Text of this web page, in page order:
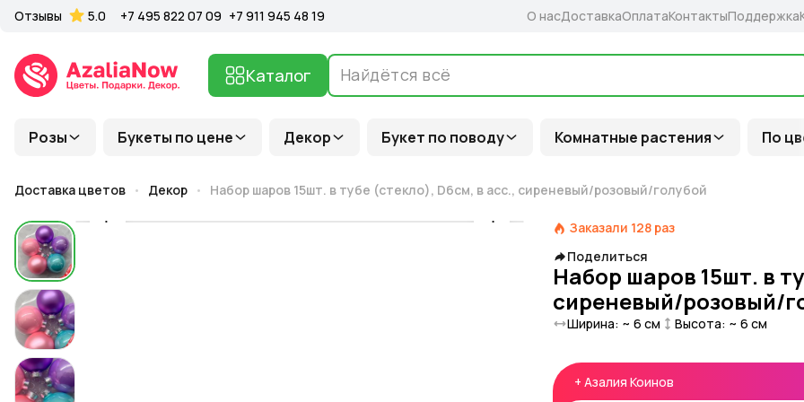
Розы Букеты по цене Декор Букет по поводу Комнатные растения По
Каталог
Отзывы 5.0 +7 495 822 07 09 +7 911 945 48 19 О насДоставкаОплатаКонтактыПоддержка
Доставка цветов Декор Набор шаров 15шт. в тубе (стекло), D6см, в асс., сиреневый/розовый/голубой
Заказали 128 раз
Поделиться
Набор шаров 15шт. в
сиреневый/розовый/
Ширина: ~ 6 см Высота: ~ 6 см
+ Азалия Коинов